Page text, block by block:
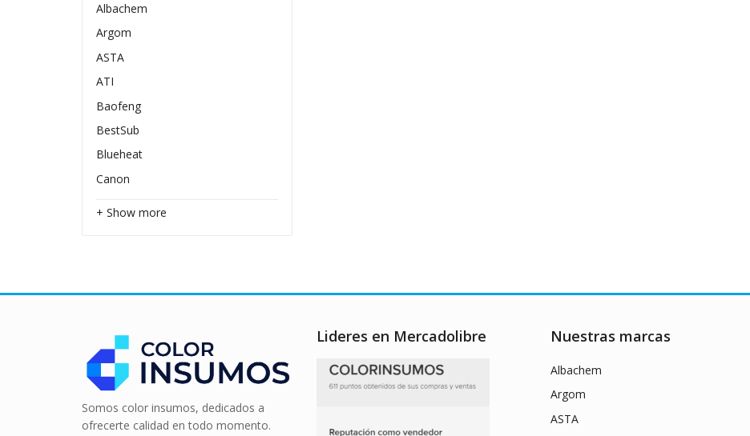
Albachem
Argom
ASTA
ATI
Baofeng
BestSub
Blueheat
Canon
+ Show more
Somos color insumos, dedicados a
ofrecerte calidad en todo momento.
Lideres en Mercadolibre Nuestras marcas
Albachem
Argom
ASTA